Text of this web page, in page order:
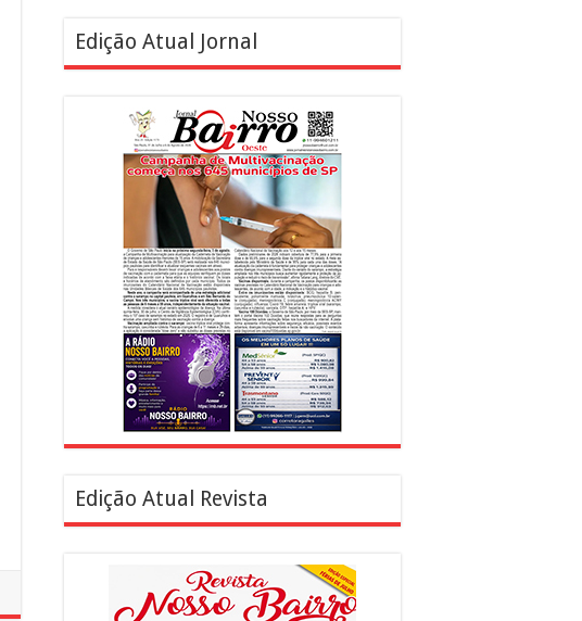
Edição Atual Jornal
Edição Atual Revista